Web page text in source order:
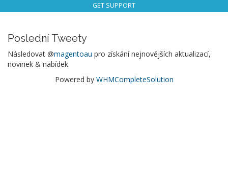
GET SUPPORT
Poslední Tweety
Následovat @magentoau pro získání nejnovějších aktualizací,
novinek & nabídek
Powered by WHMCompleteSolution